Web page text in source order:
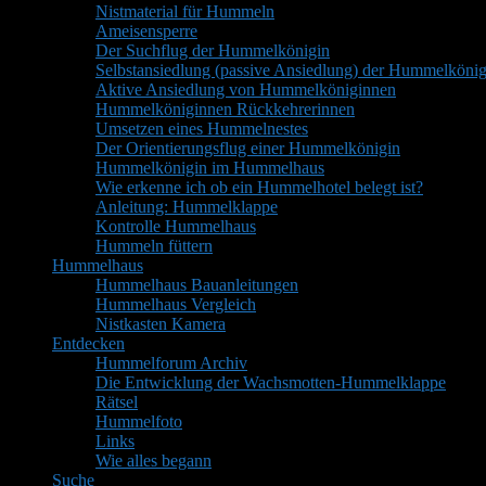
Nistmaterial für Hummeln
Ameisensperre
Der Suchflug der Hummelkönigin
Selbstansiedlung (passive Ansiedlung) der
Aktive Ansiedlung von Hummelköniginnen
Hummelköniginnen Rückkehrerinnen
Umsetzen eines Hummelnestes
Der Orientierungsflug einer Hummelkönigin
Hummelkönigin im Hummelhaus
Wie erkenne ich ob ein Hummelhotel belegt ist?
Anleitung: Hummelklappe
Kontrolle Hummelhaus
Hummeln füttern
Hummelhaus
Hummelhaus Bauanleitungen
Hummelhaus Vergleich
Nistkasten Kamera
Entdecken
Hummelforum Archiv
Die Entwicklung der Wachsmotten-Hummelklappe
Rätsel
Hummelfoto
Links
Wie alles begann
Suche